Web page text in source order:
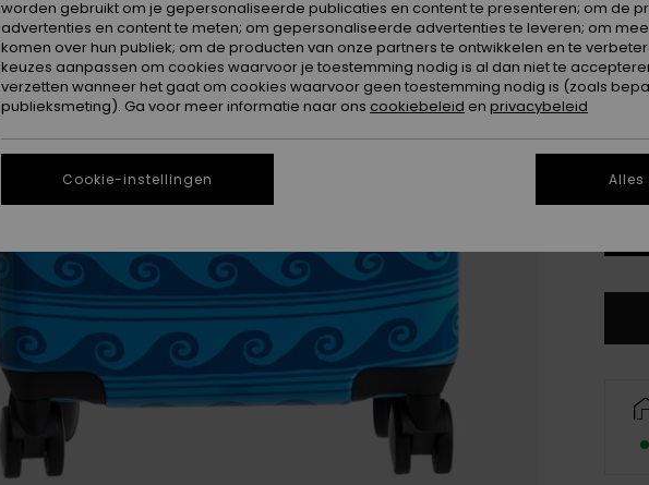
Kleur
worden gebruikt om je gepersonaliseerde publicaties en content te presenteren; om de
advertenties en content te meten; om gepersonaliseerde advertenties te leveren; om
komen over hun publiek; om de producten van onze partners te ontwikkelen en te
keuzes aanpassen om cookies waarvoor je toestemming nodig is al dan niet te
verzetten wanneer het gaat om cookies waarvoor geen toestemming nodig is (zoals
publieksmeting). Ga voor meer informatie naar ons cookiebeleid en privacybeleid
Cookie-instellingen Alles